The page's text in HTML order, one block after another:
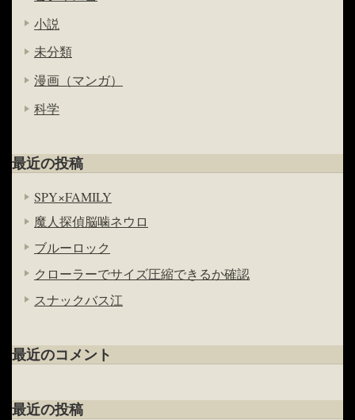
小説
未分類
漫画（マンガ）
科学
最近の投稿
SPY×FAMILY
魔人探偵脳噛ネウロ
ブルーロック
クローラーでサイズ圧縮できるか確認
スナックバス江
最近のコメント
最近の投稿